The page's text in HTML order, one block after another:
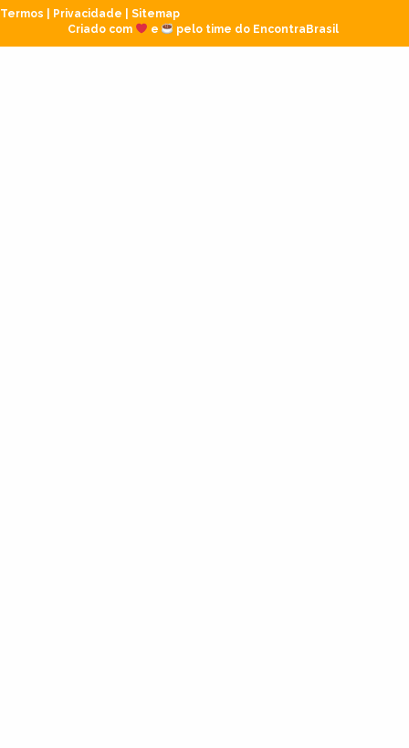
Termos Privacidade
Sitemap
Criado com
e pelo time do EncontraBrasil